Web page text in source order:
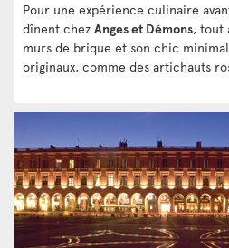
Pour une expérience culinaire
dînent chez Anges et Démons, tout
murs de brique et son chic
originaux, comme des artichauts